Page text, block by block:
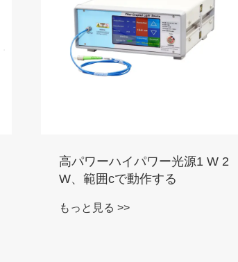
1560 nmの高い増幅係数と30
dBの増幅係数を持つ半導体光
もっと見る >>